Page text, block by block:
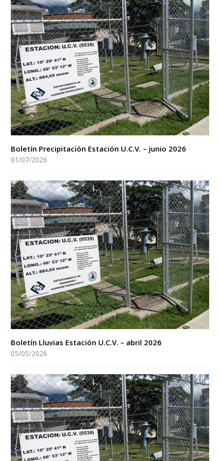
Boletín Precipitación Estación U.C.V. – junio 2026
01/07/2026
Boletín Lluvias Estación U.C.V. – abril 2026
05/05/2026